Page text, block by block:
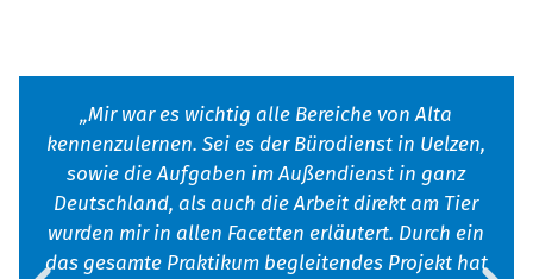
„Mir war es wichtig alle Bereiche von Alta
kennenzulernen. Sei es der Bürodienst in Uelzen,
sowie die Aufgaben im Außendienst in ganz
Deutschland, als auch die Arbeit direkt am Tier
wurden mir in allen Facetten erläutert. Durch ein
das gesamte Praktikum begleitendes Projekt hat